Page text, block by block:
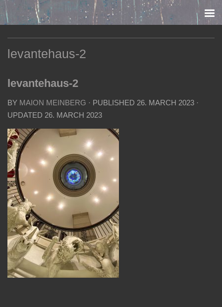
Skip to content
levantehaus-2
levantehaus-2
BY MAION MEINBERG · PUBLISHED 26. MARCH 2023 ·
UPDATED 26. MARCH 2023